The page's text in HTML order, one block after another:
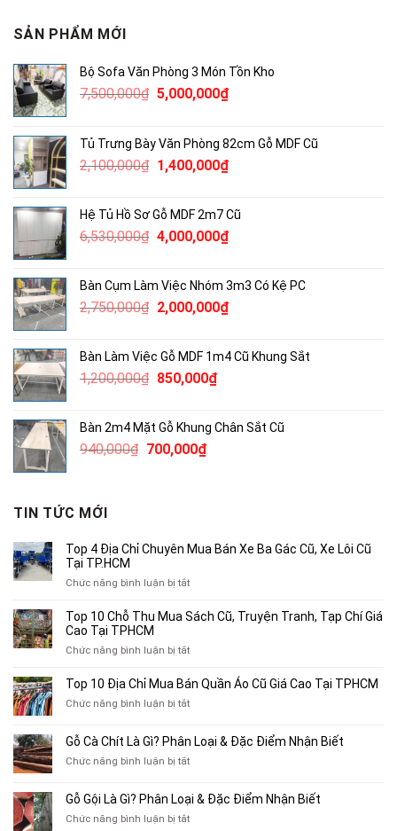
SẢN PHẨM MỚI
Bộ Sofa Văn Phòng 3 Món Tồn Kho
7,500,000₫ Giá
7,500,000₫.
5,000,000₫Giá
là:
5,000,000₫.
Tủ Trưng Bày Văn Phòng 82cm Gỗ MDF Cũ
2,100,000₫ Giá
2,100,000₫.
1,400,000₫Giá
là:
1,400,000₫.
Hệ Tủ Hồ Sơ Gỗ MDF 2m7 Cũ
6,530,000₫ Giá
6,530,000₫.
4,000,000₫Giá
là:
4,000,000₫.
Bàn Cụm Làm Việc Nhóm 3m3 Có Kệ PC
2,750,000₫ Giá
2,750,000₫.
2,000,000₫Giá
là:
Bàn Làm Việc Gỗ MDF 1m4 Cũ Khung Sắt
1,200,000₫ Giá
1,200,000₫.
850,000₫Giá
là:
Bàn 2m4 Mặt Gỗ Khung Chân Sắt Cũ
940,000₫ Giá
700,000₫Giá
TIN TỨC MỚI
Top 4 Địa Chỉ Chuyên Mua Bán Xe Ba Gác Cũ, Xe Lôi Cũ
Tại TP.HCM
Chức năng bình luận bị tắtở
4
Bán
Xe
Cũ,
Xe
Cũ
TP.HCM
Top 10 Chỗ Thu Mua Sách Cũ, Truyện Tranh, Tạp Chí Giá
Cao Tại TPHCM
Chức năng bình luận bị tắtở
10
Thu
Sách
Tạp
Chí
Top 10 Địa Chỉ Mua Bán Quần Áo Cũ Giá Cao Tại TPHCM
Chức năng bình luận bị tắtở
Địa
Chỉ
Bán
Áo
Gỗ Cà Chít Là Gì? Phân Loại & Đặc Điểm Nhận Biết
Chức năng bình luận bị tắtở
Chít
Là
Gỗ Gội Là Gì? Phân Loại & Đặc Điểm Nhận Biết
Chức năng bình luận bị tắtở